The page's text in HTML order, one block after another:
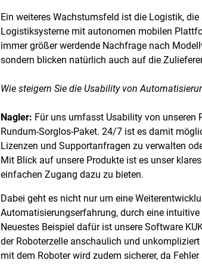
Ein weiteres Wachstumsfeld ist die Logistik,
Logistiksysteme mit autonomen mobilen
immer größer werdende Nachfrage nach
sondern blicken natürlich auch auf die
Wie steigern Sie die Usability von
Nagler: Für uns umfasst Usability von unseren
Rundum-Sorglos-Paket. 24/7 ist es damit
Lizenzen und Supportanfragen zu verwalten
Mit Blick auf unsere Produkte ist es unser
einfachen Zugang dazu zu bieten.
Dabei geht es nicht nur um eine
Automatisierungserfahrung, durch eine
Neuestes Beispiel dafür ist unsere Software
der Roboterzelle anschaulich und
mit dem Roboter wird zudem sicherer, da